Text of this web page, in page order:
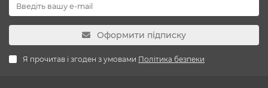
Оформити підписку
Я прочитав і згоден з умовами Політика безпеки